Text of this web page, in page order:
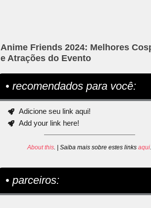
Anime Friends 2024: Melhores
e Atrações do Evento
• recomendados para você:
Adicione seu link aqui!
Add your link here!
About this. | Saiba mais sobre estes linksaqui.
• parceiros: